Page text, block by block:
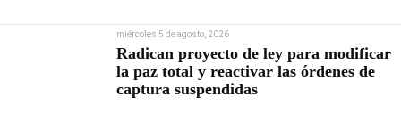
miércoles 5 de agosto, 2026
Radican proyecto de ley para modificar
la paz total y reactivar las órdenes de
captura suspendidas